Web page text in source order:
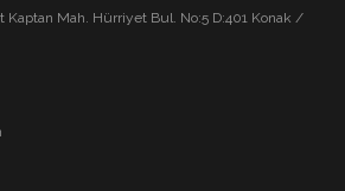
Kaptan Mah. Hürriyet Bul. No:5 D:401 Konak /